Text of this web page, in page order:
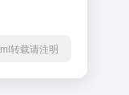
转载请注明